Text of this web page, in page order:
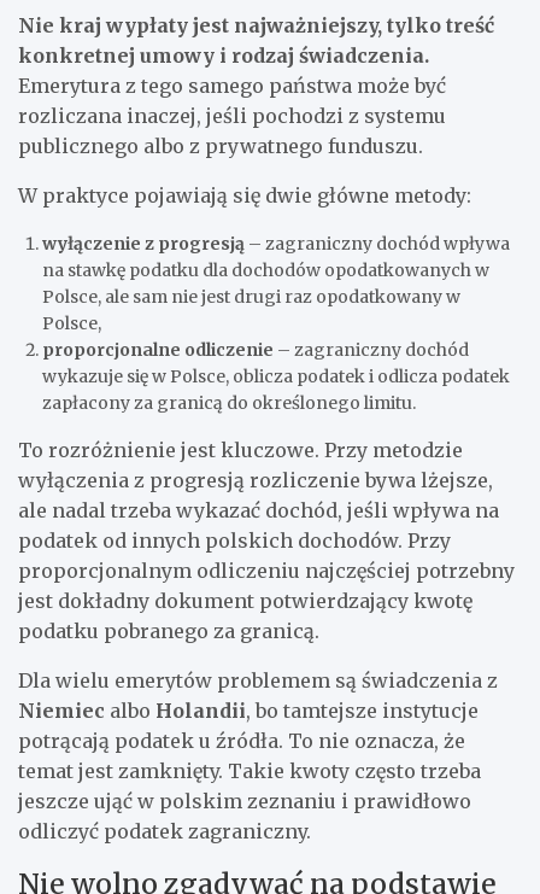
Nie kraj wypłaty jest najważniejszy, tylko treść
konkretnej umowy i rodzaj świadczenia.
Emerytura z tego samego państwa może być
rozliczana inaczej, jeśli pochodzi z systemu
publicznego albo z prywatnego funduszu.
W praktyce pojawiają się dwie główne metody:
wyłączenie z progresją – zagraniczny dochód wpływa
na stawkę podatku dla dochodów opodatkowanych w
Polsce, ale sam nie jest drugi raz opodatkowany w
Polsce,
proporcjonalne odliczenie – zagraniczny dochód
wykazuje się w Polsce, oblicza podatek i odlicza podatek
zapłacony za granicą do określonego limitu.
To rozróżnienie jest kluczowe. Przy metodzie
wyłączenia z progresją rozliczenie bywa lżejsze,
ale nadal trzeba wykazać dochód, jeśli wpływa na
podatek od innych polskich dochodów. Przy
proporcjonalnym odliczeniu najczęściej potrzebny
jest dokładny dokument potwierdzający kwotę
podatku pobranego za granicą.
Dla wielu emerytów problemem są świadczenia z
Niemiec albo Holandii, bo tamtejsze instytucje
potrącają podatek u źródła. To nie oznacza, że
temat jest zamknięty. Takie kwoty często trzeba
jeszcze ująć w polskim zeznaniu i prawidłowo
odliczyć podatek zagraniczny.
Nie wolno zgadywać na podstawie